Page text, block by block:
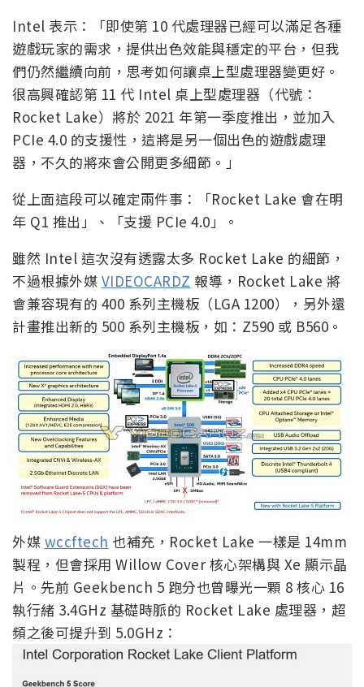
Intel 表示：「即使第 10 代處理器已經可以滿足各種
遊戲玩家的需求，提供出色效能與穩定的平台，但我
們仍然繼續向前，思考如何讓桌上型處理器變更好。
很高興確認第 11 代 Intel 桌上型處理器（代號：
Rocket Lake）將於 2021 年第一季度推出，並加入
PCIe 4.0 的支援性，這將是另一個出色的遊戲處理
器，不久的將來會公開更多細節。」
從上面這段可以確定兩件事：「Rocket Lake 會在明
年 Q1 推出」、「支援 PCIe 4.0」。
雖然 Intel 這次沒有透露太多 Rocket Lake 的細節，
不過根據外媒 VIDEOCARDZ 報導，Rocket Lake 將
會兼容現有的 400 系列主機板（LGA 1200），另外還
計畫推出新的 500 系列主機板，如：Z590 或 B560。
外媒 wccftech 也補充，Rocket Lake 一樣是 14mm
製程，但會採用 Willow Cover 核心架構與 Xe 顯示晶
片。先前 Geekbench 5 跑分也曾曝光一顆 8 核心 16
執行緒 3.4GHz 基礎時脈的 Rocket Lake 處理器，超
頻之後可提升到 5.0GHz：